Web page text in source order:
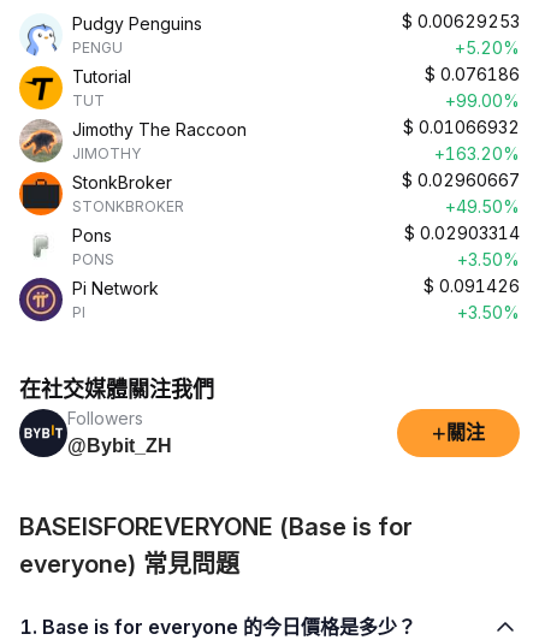
Pudgy Penguins
PENGU
$ 0.00629253
+5.20%
Tutorial
TUT
$ 0.076186
+99.00%
Jimothy The Raccoon
JIMOTHY
$ 0.01066932
+163.20%
StonkBroker
STONKBROKER
$ 0.02960667
+49.50%
Pons
PONS
$ 0.02903314
+3.50%
Pi Network
PI
$ 0.091426
+3.50%
在社交媒體關注我們
Followers
@Bybit_ZH
+ 關注
BASEISFOREVERYONE (Base is for
everyone) 常見問題
1. Base is for everyone 的今日價格是多少？